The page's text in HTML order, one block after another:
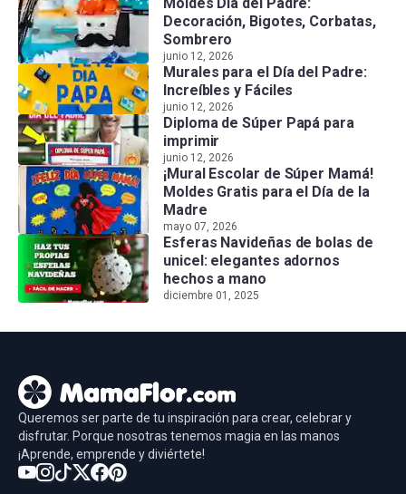
Decoración, Bigotes, Corbatas,
Sombrero
junio 12, 2026
Murales para el Día del Padre:
Increíbles y Fáciles
junio 12, 2026
Diploma de Súper Papá para
imprimir
junio 12, 2026
¡Mural Escolar de Súper Mamá!
Moldes Gratis para el Día de la
Madre
mayo 07, 2026
Esferas Navideñas de bolas de
unicel: elegantes adornos
hechos a mano
diciembre 01, 2025
Queremos ser parte de tu inspiración para crear, celebrar y
disfrutar. Porque nosotras tenemos magia en las manos
¡Aprende, emprende y diviértete!